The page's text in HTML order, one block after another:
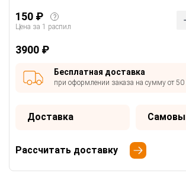
150 ₽
?
Цена за 1 распил
3900 ₽
Бесплатная доставка
при оформлении заказа на сумму от
Доставка
Рассчитать доставку